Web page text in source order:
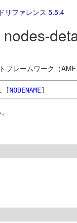
リファレンス 5.5.4
フレームワーク（
[NODENAME]